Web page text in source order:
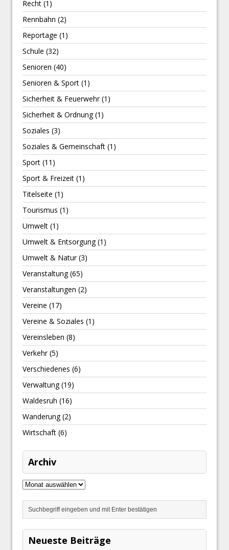
Recht (1)
Rennbahn (2)
Reportage (1)
Schule (32)
Senioren (40)
Senioren & Sport (1)
Sicherheit & Feuerwehr(1)
Sicherheit & Ordnung(1)
Soziales (3)
Soziales & Gemeinschaft (1)
Sport (11)
Sport & Freizeit (1)
Titelseite (1)
Tourismus (1)
Umwelt (1)
Umwelt & Entsorgung(1)
Umwelt & Natur(3)
Veranstaltung(65)
Veranstaltungen (2)
Vereine (17)
Vereine & Soziales (1)
Vereinsleben (8)
Verkehr(5)
Verschiedenes (6)
Verwaltung(19)
Waldesruh (16)
Wanderung(2)
Wirtschaft (6)
Archiv
Neueste Beiträge